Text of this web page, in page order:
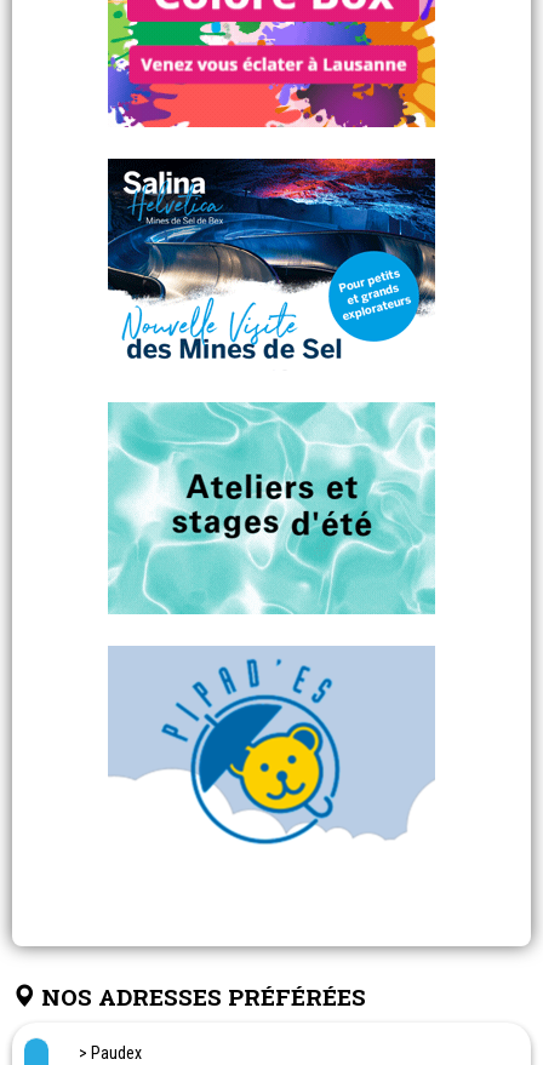
NOS ADRESSES PRÉFÉRÉES
> Paudex